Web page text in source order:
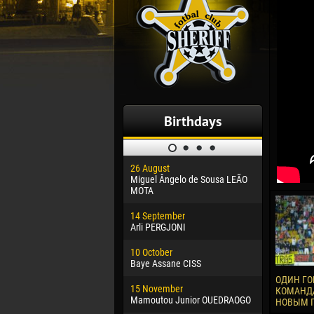
Birthdays
26 August
Miguel Ângelo de Sousa LEÃO
MOTA
14 September
Arli PERGJONI
10 October
Baye Assane CISS
15 November
Mamoutou Junior OUEDRAOGO
30 January
Dhoraso
24
Vladislav
02 March
Veaceslav
09 March
Emmanuel
ОДИН
НОВЫМ